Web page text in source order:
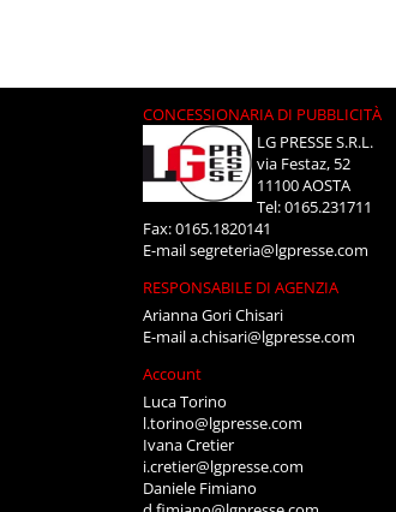
CONCESSIONARIA DI PUBBLICITÀ
LG PRESSE S.R.L.
via Festaz, 52
11100 AOSTA
Tel: 0165.231711
Fax: 0165.1820141
E-mailsegreteria@lgpresse.com
RESPONSABILE DI AGENZIA
Arianna Gori Chisari
E-maila.chisari@lgpresse.com
Account
Luca Torino
l.torino@lgpresse.com
Ivana Cretier
i.cretier@lgpresse.com
Daniele Fimiano